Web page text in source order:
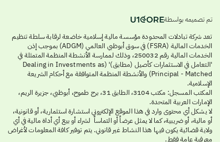
تم تصميمه بواسطة
تعد شركة تبادلات المحدودة مؤسسة مالية إسلامية خاضعة لرقابة سلطة تنظيم
الخدمات المالية (FSRA) في سوق أبوظبي العالمي (ADGM) بموجب إذن
الخدمات المالية رقم 250032، وذلك لممارسة الأنشطة المنظمة المتمثلة في
'التعامل في الاستثمارات كأصيل (مطابق)' (Dealing in Investments as
Principal - Matched) والأنشطة المنظمة المتوافقة مع أحكام الشريعة
الإسلامية.
المكتب المسجل: مكتب 3104، الطابق 31، برج طموح، أبوظبي، جزيرة الريم،
الإمارات العربية المتحدة.
لا يشكل أي محتوى وارد في هذا الموقع الإلكتروني استشارة استثمارية، أو قانونية،
أو مالية، أو ضريبية، كما لا يمثل عرضاً أو التماساً لشراء أو بيع أي أداة مالية في أي
ولاية قضائية يكون فيها هذا النشاط غير قانوني. يتم توفير كافة المعلومات لأغراض
معرفية عامة فقط.